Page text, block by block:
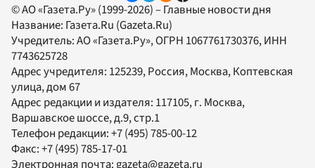
© АО «Газета.Ру» (1999-2026) – Главные новости дня
Название: Газета.Ru (Gazeta.Ru)
Учредитель:АО «Газета.Ру», ОГРН 1067761730376, ИНН
7743625728
Адрес учредителя: 125239, Россия, Москва, Коптевская
улица, дом 67
Адрес редакции и издателя: 117105, г. Москва,
Варшавское шоссе, д.9, стр.1
Телефон редакции:+7 (495) 785-00-12
Факс:+7 (495) 785-17-01
Электронная почта: gazeta@gazeta.ru